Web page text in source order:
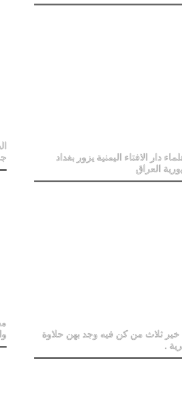
دار الافتاء اليمنية يزور بغداد
العراق
ثلاث من كن فيه وجد بهن حلاوة